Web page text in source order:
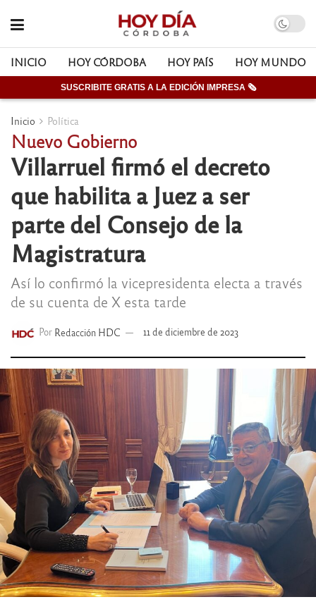
INICIO HOY CÓRDOBA HOY PAÍS HOY MUNDO
SUSCRIBITE GRATIS A LA EDICIÓN IMPRESA 🗞
Inicio Política
Nuevo Gobierno
Villarruel firmó el decreto
que habilita a Juez a ser
parte del Consejo de la
Magistratura
Así lo confirmó la vicepresidenta electa a través
de su cuenta de X esta tarde
Por Redacción HDC 11 de diciembre de 2023